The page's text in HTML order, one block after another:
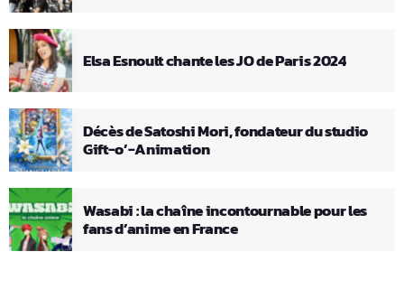
Elsa Esnoult chante les JO de Paris 2024
Décès de Satoshi Mori, fondateur du studio
Gift-o’-Animation
Wasabi : la chaîne incontournable pour les
fans d’anime en France